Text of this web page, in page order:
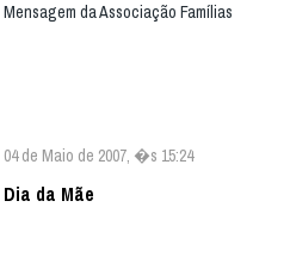
Mensagem da Associação Famílias
04 de Maio de 2007, �s 15:24
Dia da Mãe